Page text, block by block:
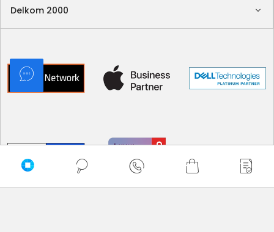
Delkom 2000